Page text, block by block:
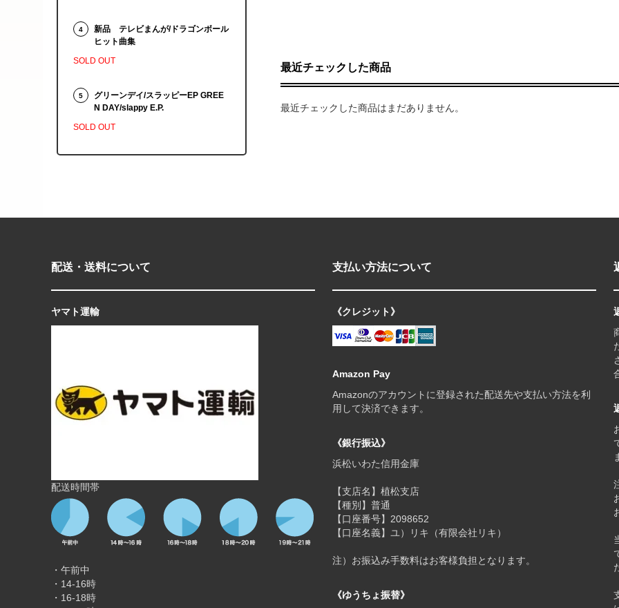
最近チェックした商品
最近チェックした商品はまだありません。
4
新品 テレビまんが/ドラゴンボール
ヒット曲集
SOLD OUT
5
グリーンデイ/スラッピーEP GREE
N DAY/slappy E.P.
SOLD OUT
配送・送料について
ヤマト運輸
配送時間帯
・午前中
・14-16時
・16-18時
支払い方法について
《クレジット》
Amazon Pay
Amazonのアカウントに登録された配送先や支払い方法を利
用して決済できます。
《銀行振込》
浜松いわた信用金庫
【支店名】植松支店
【種別】普通
【口座番号】2098652
【口座名義】ユ）リキ（有限会社リキ）
注）お振込み手数料はお客様負担となります。
《ゆうちょ振替》